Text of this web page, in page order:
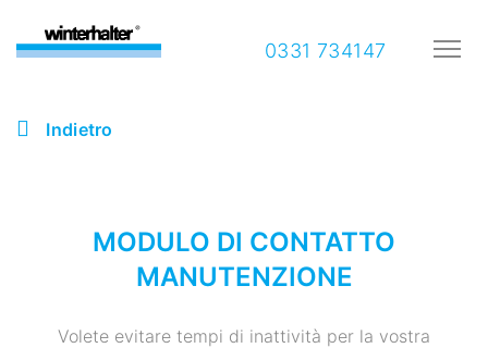
0331 734147
Indietro
MODULO DI CONTATTO
MANUTENZIONE
Volete evitare tempi di inattività per la vostra